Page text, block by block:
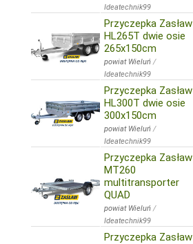
Ideatechnik99
Przyczepka Zasław
HL265T dwie osie
265x150cm
powiat Wieluń /
Ideatechnik99
Przyczepka Zasław
HL300T dwie osie
300x150cm
powiat Wieluń /
Ideatechnik99
Przyczepka Zasław
MT260
multitransporter
QUAD
powiat Wieluń /
Ideatechnik99
Przyczepka Zasław